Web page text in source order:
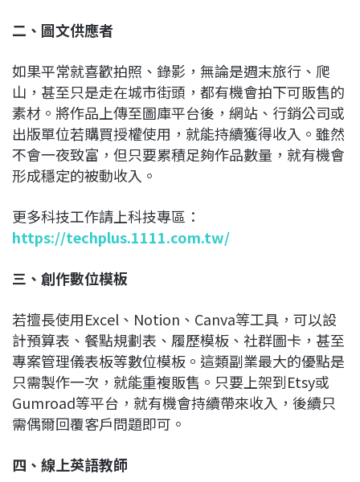
二、圖文供應者
如果平常就喜歡拍照、錄影，無論是週末旅行、爬
山，甚至只是走在城市街頭，都有機會拍下可販售的
素材。將作品上傳至圖庫平台後，網站、行銷公司或
出版單位若購買授權使用，就能持續獲得收入。雖然
不會一夜致富，但只要累積足夠作品數量，就有機會
形成穩定的被動收入。
更多科技工作請上科技專區：
https://techplus.1111.com.tw/
三、創作數位模板
若擅長使用Excel、Notion、Canva等工具，可以設
計預算表、餐點規劃表、履歷模板、社群圖卡，甚至
專案管理儀表板等數位模板。這類副業最大的優點是
只需製作一次，就能重複販售。只要上架到Etsy或
Gumroad等平台，就有機會持續帶來收入，後續只
需偶爾回覆客戶問題即可。
四、線上英語教師